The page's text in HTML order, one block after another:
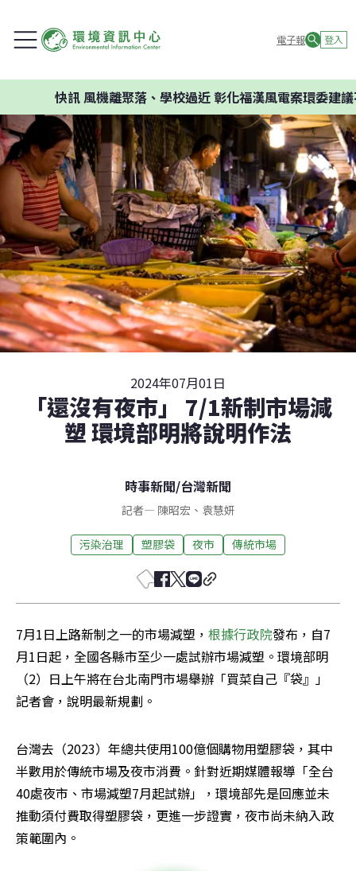
電子報 登入
快訊風機離聚落、學校過近 彰化福漢風電案環委建議不
2024年07月01日
「還沒有夜市」 7/1新制市場減
塑 環境部明將說明作法
時事新聞/台灣新聞
記者— 陳昭宏 、 袁慧妍
污染治理 塑膠袋 夜市 傳統市場
7月1日上路新制之一的市場減塑， 根據行政院發布，自7
月1日起，全國各縣市至少一處試辦市場減塑。環境部明
（2）日上午將在台北南門市場舉辦「買菜自己『袋』」
記者會，說明最新規劃。
台灣去（2023）年總共使用100億個購物用塑膠袋，其中
半數用於傳統市場及夜市消費。針對近期媒體報導「全台
40處夜市、市場減塑7月起試辦」，環境部先是回應並未
推動須付費取得塑膠袋，更進一步證實，夜市尚未納入政
策範圍內。